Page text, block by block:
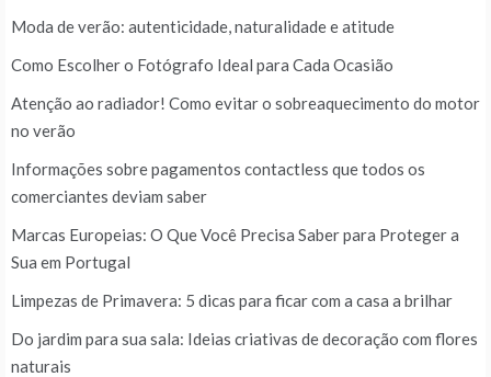
Moda de verão: autenticidade, naturalidade e atitude
Como Escolher o Fotógrafo Ideal para Cada Ocasião
Atenção ao radiador! Como evitar o sobreaquecimento do motor
no verão
Informações sobre pagamentos contactless que todos os
comerciantes deviam saber
Marcas Europeias: O Que Você Precisa Saber para Proteger a
Sua em Portugal
Limpezas de Primavera: 5 dicas para ficar com a casa a brilhar
Do jardim para sua sala: Ideias criativas de decoração com flores
naturais